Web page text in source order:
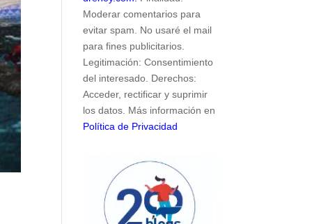
Moderar comentarios para
evitar spam. No usaré el mail
para fines publicitarios.
Legitimación: Consentimiento
del interesado. Derechos:
Acceder, rectificar y suprimir
los datos. Más información en
Política de Privacidad